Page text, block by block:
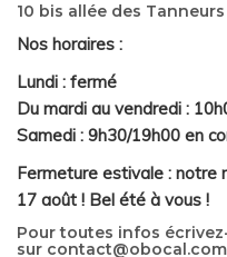
10 bis allée des
Nos horaires :
Lundi : fermé
Du mardi au vendredi :
Samedi : 9h30/19h00 en
Fermeture estivale : notre
17 août ! Bel été à vous !
Pour toutes infos
sur contact@obocal.com